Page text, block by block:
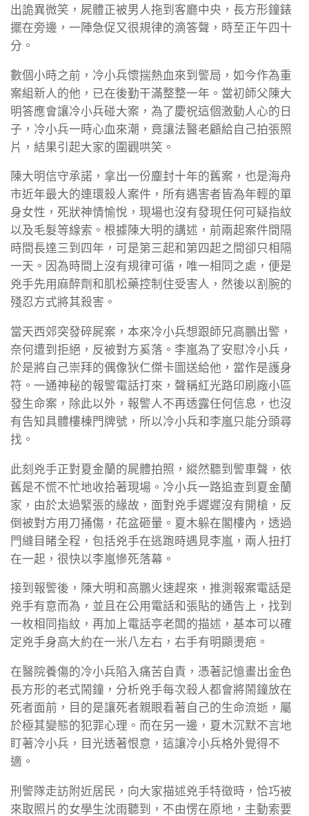
出詭異微笑，屍體正被男人拖到客廳中央，長方形鐘錶
擺在旁邊，一陣急促又很規律的滴答聲，時至正午四十
分。
數個小時之前，冷小兵懷揣熱血來到警局，如今作為重
案組新人的他，已在後勤干滿整整一年。當初師父陳大
明答應會讓冷小兵碰大案，為了慶祝這個激動人心的日
子，冷小兵一時心血來潮，竟讓法醫老顧給自己拍張照
片，結果引起大家的圍觀哄笑。
陳大明信守承諾，拿出一份塵封十年的舊案，也是海舟
市近年最大的連環殺人案件，所有遇害者皆為年輕的單
身女性，死狀神情愉悅，現場也沒有發現任何可疑指紋
以及毛髮等線索。根據陳大明的講述，前兩起案件間隔
時間長達三到四年，可是第三起和第四起之間卻只相隔
一天。因為時間上沒有規律可循，唯一相同之處，便是
兇手先用麻醉劑和肌松藥控制住受害人，然後以割腕的
殘忍方式將其殺害。
當天西郊突發碎屍案，本來冷小兵想跟師兄高鵬出警，
奈何遭到拒絕，反被對方奚落。李嵐為了安慰冷小兵，
於是將自己崇拜的偶像狄仁傑卡圖送給他，當作是護身
符。一通神秘的報警電話打來，聲稱紅光路印刷廠小區
發生命案，除此以外，報警人不再透露任何信息，也沒
有告知具體樓棟門牌號，所以冷小兵和李嵐只能分頭尋
找。
此刻兇手正對夏金蘭的屍體拍照，縱然聽到警車聲，依
舊是不慌不忙地收拾著現場。冷小兵一路追查到夏金蘭
家，由於太過緊張的緣故，面對兇手遲遲沒有開槍，反
倒被對方用刀捅傷，花盆砸暈。夏木躲在閣樓內，透過
門縫目睹全程，包括兇手在逃跑時遇見李嵐，兩人扭打
在一起，很快以李嵐慘死落幕。
接到報警後，陳大明和高鵬火速趕來，推測報案電話是
兇手有意而為，並且在公用電話和張貼的通告上，找到
一枚相同指紋，再加上電話亭老闆的描述，基本可以確
定兇手身高大約在一米八左右，右手有明顯燙疤。
在醫院養傷的冷小兵陷入痛苦自責，憑著記憶畫出金色
長方形的老式鬧鐘，分析兇手每次殺人都會將鬧鐘放在
死者面前，目的是讓死者親眼看著自己的生命流逝，屬
於極其變態的犯罪心理。而在另一邊，夏木沉默不言地
盯著冷小兵，目光透著恨意，這讓冷小兵格外覺得不
適。
刑警隊走訪附近居民，向大家描述兇手特徵時，恰巧被
來取照片的女學生沈雨聽到，不由愣在原地，主動索要